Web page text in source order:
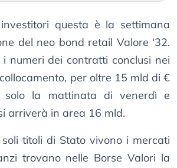
questa è la settimana
del neo bond retail Valore ‘32.
numeri dei contratti conclusi nei
per oltre 15 mld di €
solo la mattinata di venerdì e
arriverà in area 16 mld.
titoli di Stato vivono i mercati
trovano nelle Borse Valori la